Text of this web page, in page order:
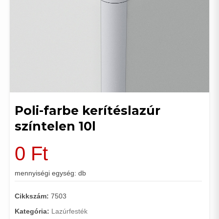
Poli-farbe kerítéslazúr
színtelen 10l
0 Ft
mennyiségi egység: db
Cikkszám: 7503
Kategória: Lazúrfesték